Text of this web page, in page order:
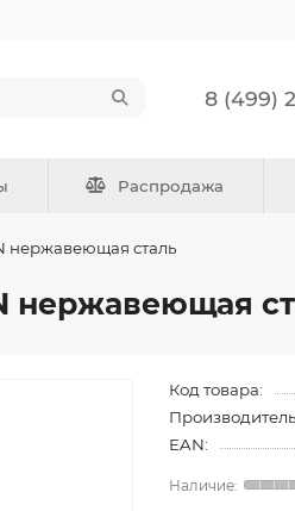
8 (499)
Распродажа
нержавеющая сталь
нержавеющая
Код товара:
EAN: